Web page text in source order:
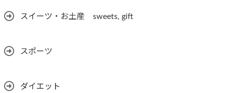
スイーツ・お土産 sweets, gift
スポーツ
ダイエット